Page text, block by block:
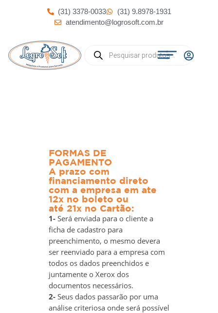
(31) 3378-0033
(31) 9.8978-1931
atendimento@logrosoft.com.br
FORMAS DE
PAGAMENTO
A prazo com
financiamento direto
com a empresa em ate
12x no boleto ou
até 21x no Cartão:
1- Será enviada para o cliente a
ficha de cadastro para
preenchimento, o mesmo devera
ser reenviado para a empresa com
todos os dados preenchidos e
juntamente o Xerox dos
documentos necessários.
2- Seus dados passarão por uma
análise criteriosa onde será possível